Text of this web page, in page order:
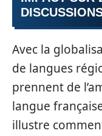
Avec la
de langues
prennent de
langue
illustre